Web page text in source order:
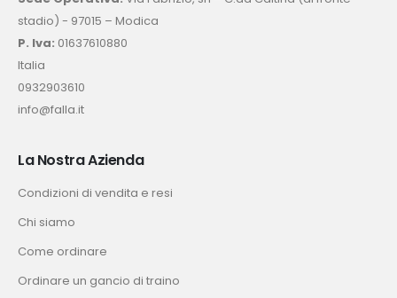
stadio) - 97015 – Modica
P. Iva: 01637610880
Italia
0932903610
info@falla.it
La Nostra Azienda
Condizioni di vendita e resi
Chi siamo
Come ordinare
Ordinare un gancio di traino